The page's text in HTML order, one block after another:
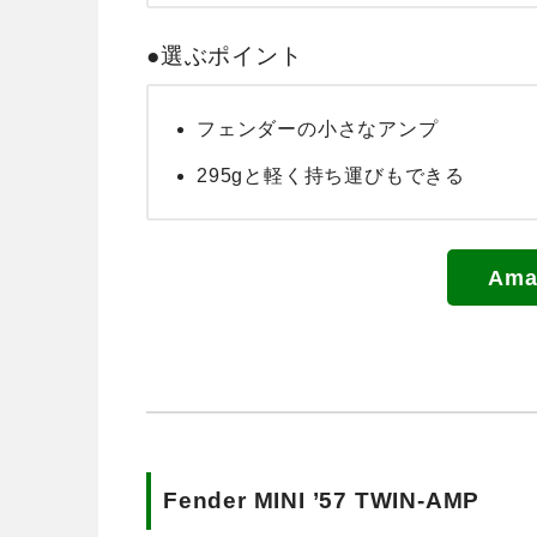
●選ぶポイント
フェンダーの小さなアンプ
295gと軽く持ち運びもできる
Fender MINI ’57 TWIN-AMP